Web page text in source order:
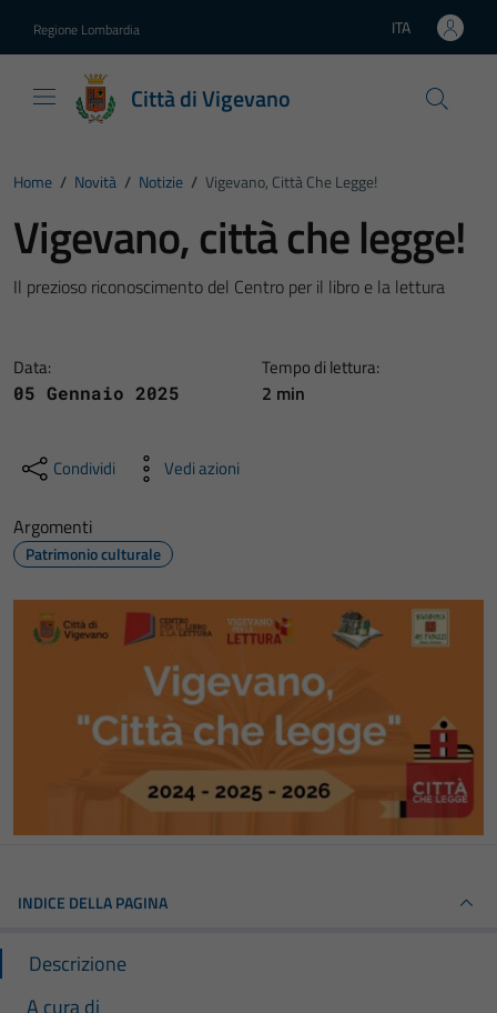
Regione Lombardia Lingua attiva:
ITA
Città di Vigevano
Home / Novità / Notizie / Vigevano, Città Che Legge!
Vigevano, città che legge!
Il prezioso riconoscimento del Centro per il libro e la lettura
Data:
05 Gennaio 2025
Tempo di lettura:
2 min
Condividi Vedi azioni
Argomenti
Patrimonio culturale
INDICE DELLA PAGINA
Descrizione
A cura di